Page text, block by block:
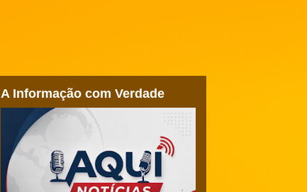
A Informação com Verdade